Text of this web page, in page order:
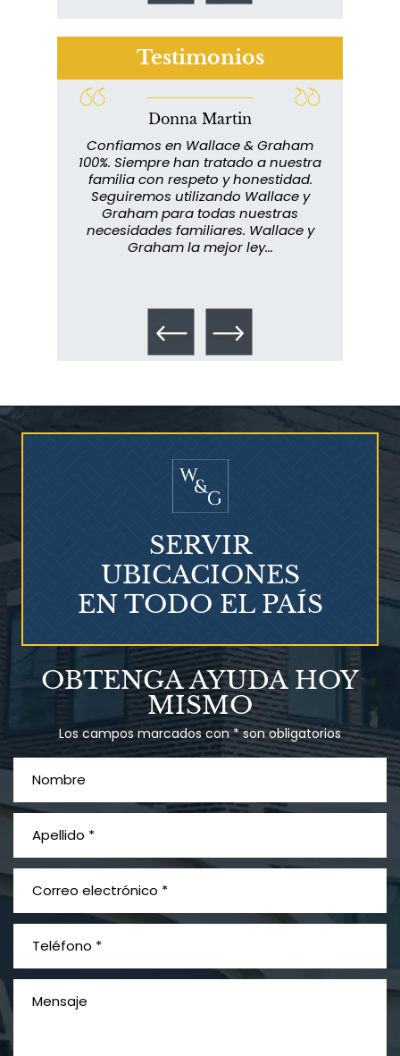
¿Mesotelioma?
Exposición
Testimonios
Donna Martin
Confiamos en Wallace & Graham
100%. Siempre han tratado a nuestra
familia con respeto y honestidad.
Seguiremos utilizando Wallace y
Graham para todas nuestras
necesidades familiares. Wallace y
Graham la mejor ley...
OBTENGA AYUDA HOY
MISMO
Los campos marcados con * son obligatorios
SERVIR
UBICACIONES
EN TODO EL PAÍS